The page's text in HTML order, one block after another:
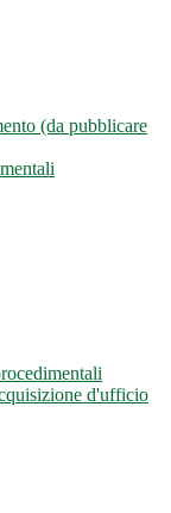
(da pubblicare
d'ufficio